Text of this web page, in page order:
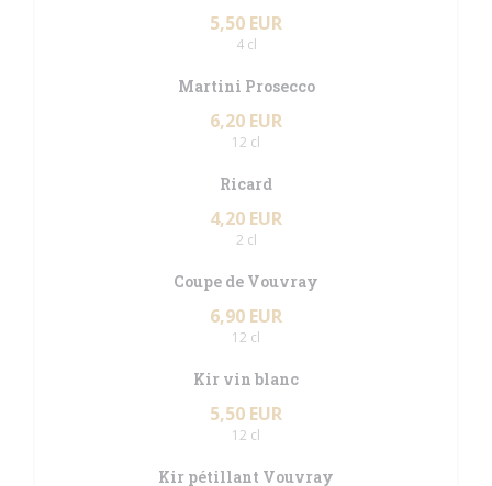
5,50 EUR
4 cl
Martini Prosecco
6,20 EUR
12 cl
Ricard
4,20 EUR
2 cl
Coupe de Vouvray
6,90 EUR
12 cl
Kir vin blanc
5,50 EUR
12 cl
Kir pétillant Vouvray